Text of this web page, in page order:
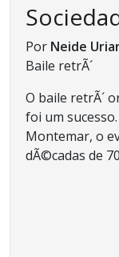
Por Neide
Baile retrÃ´
O baile retrÃ´
foi um
Montemar, o
dÃ©cadas de